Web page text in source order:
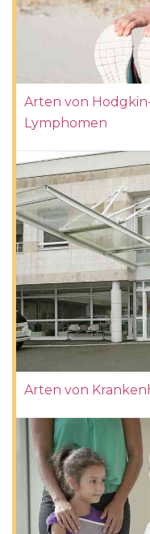
Arten von
Lymphomen
Arten von